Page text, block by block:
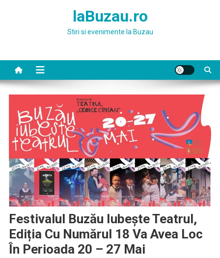
laBuzau.ro
Stiri si evenimente la Buzau
Festivalul Buzău Iubește Teatrul,
Ediția Cu Numărul 18 Va Avea Loc
În Perioada 20 – 27 Mai